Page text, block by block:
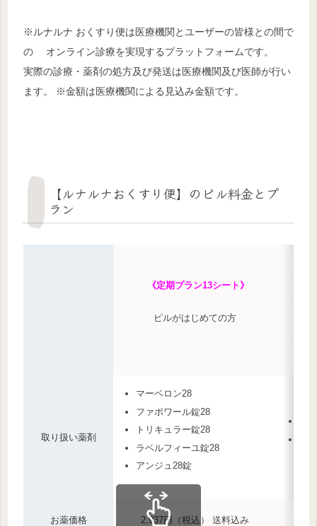
※ルナルナ おくすり便は医療機関とユーザーの皆様との間で
の オンライン診療を実現するプラットフォームです。
実際の診療・薬剤の処方及び発送は医療機関及び医師が行い
ます。 ※金額は医療機関による見込み金額です。
【ルナルナおくすり便】のピル料金とプ
ラン
《定期プラン13シート》
ピルがはじめての方
取り扱い薬剤
マーベロン28
ファボワール錠28
トリキュラー錠28
ラベルフィーユ錠28
アンジュ28錠
お薬価格 2,937円（税込） 送料込み